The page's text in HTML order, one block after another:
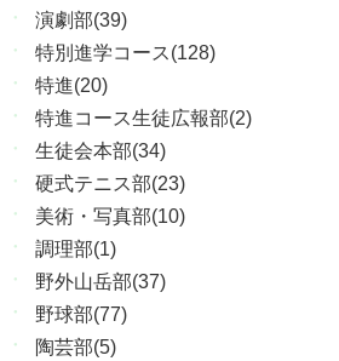
演劇部(39)
特別進学コース(128)
特進(20)
特進コース生徒広報部(2)
生徒会本部(34)
硬式テニス部(23)
美術・写真部(10)
調理部(1)
野外山岳部(37)
野球部(77)
陶芸部(5)